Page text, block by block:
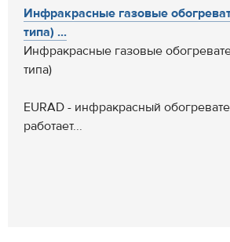
Инфракрасные газовые
типа) ...
Инфракрасные газовые
типа)
EURAD - инфракрасный
работает...